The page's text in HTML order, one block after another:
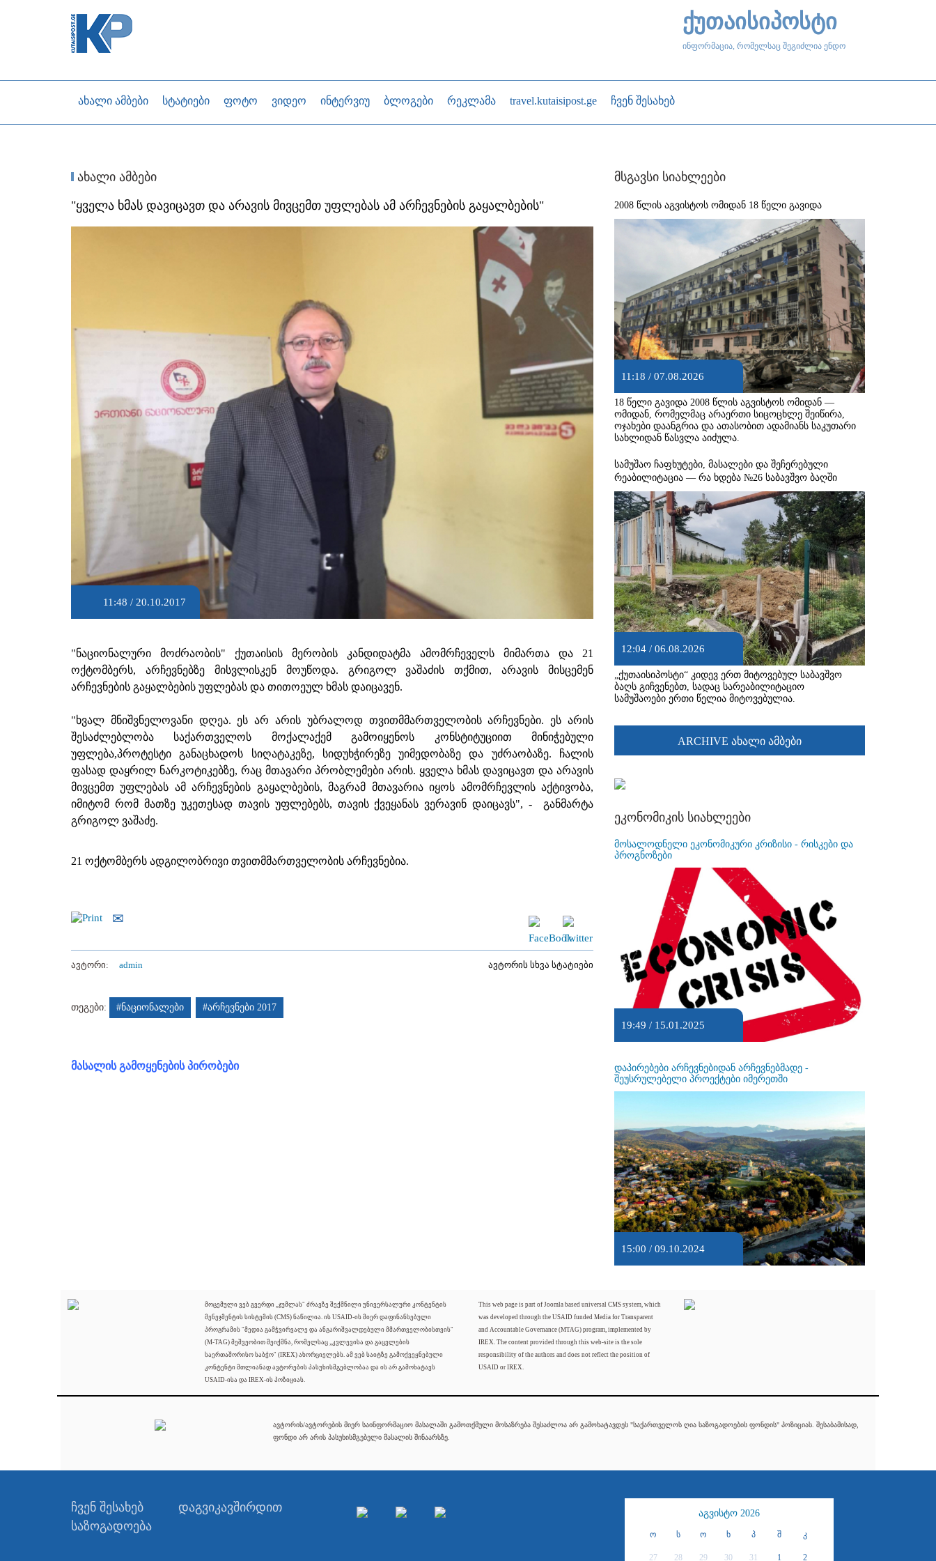
ქუთაისიპოსტი
ინფორმაცია, რომელსაც შეგიძლია ენდო
ახალი ამბები სტატიები ფოტო ვიდეო ინტერვიუ ბლოგები რეკლამა travel.kutaisipost.ge ჩვენ შესახებ
ახალი ამბები
"ყველა ხმას დავიცავთ და არავის მივცემთ უფლებას ამ არჩევნების გაყალბების"
11:48 / 20.10.2017
"ნაციონალური მოძრაობის" ქუთაისის მერობის კანდიდატმა ამომრჩეველს მიმართა და 21
ოქტომბერს, არჩევნებზე მისვლისკენ მოუწოდა. გრიგოლ ვაშაძის თქმით, არავის მისცემენ
არჩევნების გაყალბების უფლებას და თითოეულ ხმას დაიცავენ.
"ხვალ მნიშვნელოვანი დღეა. ეს არ არის უბრალოდ თვითმმართველობის არჩევნები. ეს არის
შესაძლებლობა საქართველოს მოქალაქემ გამოიყენოს კონსტიტუციით მინიჭებული
უფლება,პროტესტი განაცხადოს სიღატაკეზე, სიდუხჭირეზე უიმედობაზე და უძრაობაზე. ჩალის
ფასად დაყრილ ნარკოტიკებზე, რაც მთავარი პრობლემები არის. ყველა ხმას დავიცავთ და არავის
მივცემთ უფლებას ამ არჩევნების გაყალბების, მაგრამ მთავარია იყოს ამომრჩევლის აქტივობა,
იმიტომ რომ მათზე უკეთესად თავის უფლებებს, თავის ქვეყანას ვერავინ დაიცავს", - განმარტა
გრიგოლ ვაშაძე.
21 ოქტომბერს ადგილობრივი თვითმმართველობის არჩევნებია.
ავტორი: admin ავტორის სხვა სტატიები
თეგები: #ნაციონალები #არჩევნები 2017
მასალის გამოყენების პირობები
მსგავსი სიახლეები
2008 წლის აგვისტოს ომიდან 18 წელი გავიდა
11:18 / 07.08.2026
18 წელი გავიდა 2008 წლის აგვისტოს ომიდან —
ომიდან, რომელმაც არაერთი სიცოცხლე შეიწირა,
ოჯახები დაანგრია და ათასობით ადამიანს საკუთარი
სახლიდან წასვლა აიძულა.
სამუშაო ჩაფხუტები, მასალები და შეჩერებული
რეაბილიტაცია — რა ხდება №26 საბავშვო ბაღში
12:04 / 06.08.2026
„ქუთაისიპოსტი“ კიდევ ერთ მიტოვებულ საბავშვო
ბაღს გიჩვენებთ, სადაც სარეაბილიტაციო
სამუშაოები ერთი წელია მიტოვებულია.
ARCHIVE ახალი ამბები
ეკონომიკის სიახლეები
მოსალოდნელი ეკონომიკური კრიზისი - რისკები და
პროგნოზები
19:49 / 15.01.2025
დაპირებები არჩევნებიდან არჩევნებმადე -
შეუსრულებელი პროექტები იმერეთში
15:00 / 09.10.2024
მოცემული ვებ გვერდი „ჯუმლას" ძრავზე შექმნილი უნივერსალური კონტენტის
მენეჯმენტის სისტემის (CMS) ნაწილია. ის USAID-ის მიერ დაფინანსებული
პროგრამის "მედია გამჭვირვალე და ანგარიშვალდებული მმართველობისთვის"
(M-TAG) მეშვეობით შეიქმნა, რომელსაც „კვლევისა და გაცვლების
საერთაშორისო საბჭო" (IREX) ახორციელებს. ამ ვებ საიტზე გამოქვეყნებული
კონტენტი მთლიანად ავტორების პასუხისმგებლობაა და ის არ გამოხატავს
USAID-ისა და IREX-ის პოზიციას.
This web page is part of Joomla based universal CMS system, which
was developed through the USAID funded Media for Transparent
and Accountable Governance (MTAG) program, implemented by
IREX. The content provided through this web-site is the sole
responsibility of the authors and does not reflect the position of
USAID or IREX.
ავტორის/ავტორების მიერ საინფორმაციო მასალაში გამოთქმული მოსაზრება შესაძლოა არ გამოხატავდეს "საქართველოს ღია საზოგადოების ფონდის" პოზიციას. შესაბამისად,
ფონდი არ არის პასუხისმგებელი მასალის შინაარსზე.
ჩვენ შესახებ
დაგვიკავშირდით
საზოგადოება
აგვისტო 2026
ო ს ო ხ პ შ კ
27 28 29 30 31 1 2